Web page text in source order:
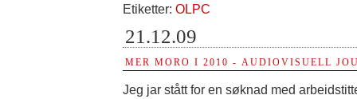
Etiketter: OLPC
21.12.09
MER MORO I 2010 - AUDIOVISUELL
Jeg jar stått for en søknad med